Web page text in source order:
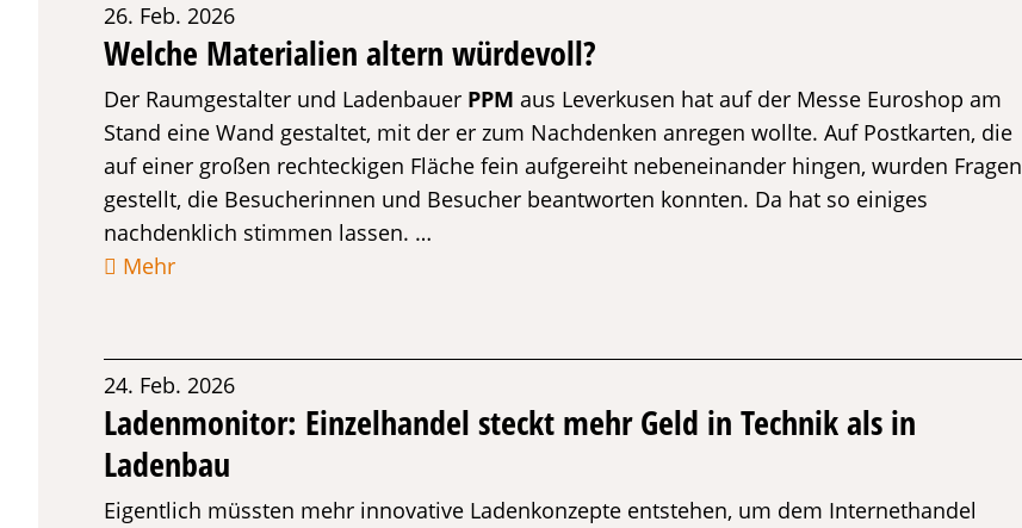
26. Feb. 2026
Welche Materialien altern würdevoll?
Der Raumgestalter und Ladenbauer PPM aus Leverkusen hat auf der Messe Euroshop am
Stand eine Wand gestaltet, mit der er zum Nachdenken anregen wollte. Auf Postkarten, die
auf einer großen rechteckigen Fläche fein aufgereiht nebeneinander hingen, wurden Fragen
gestellt, die Besucherinnen und Besucher beantworten konnten. Da hat so einiges
nachdenklich stimmen lassen. …
Mehr
24. Feb. 2026
Ladenmonitor: Einzelhandel steckt mehr Geld in Technik als in
Ladenbau
Eigentlich müssten mehr innovative Ladenkonzepte entstehen, um dem Internethandel